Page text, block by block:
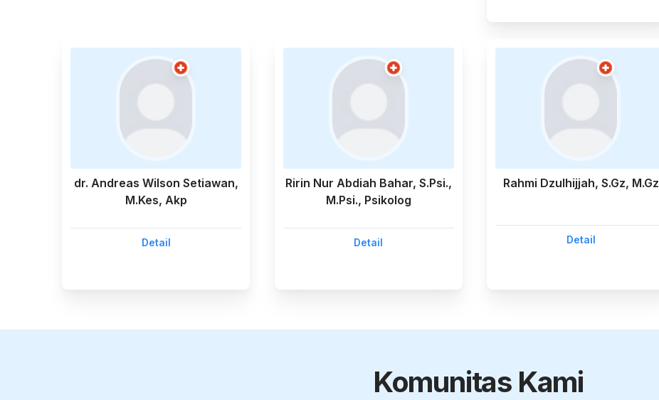
dr. Andreas Wilson Setiawan,
M.Kes, Akp
Detail
Ririn Nur Abdiah Bahar, S.Psi.,
M.Psi., Psikolog
Detail
Rahmi Dzulhijjah, S.Gz, M.Gz
Detail
Komunitas Kami